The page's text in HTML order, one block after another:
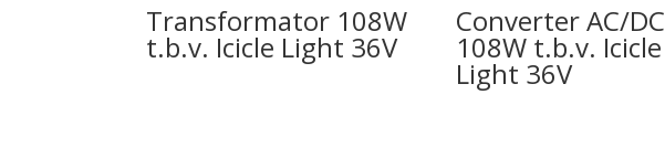
Transformator 108W
t.b.v. Icicle Light 36V
Converter AC/DC
108W t.b.v. Icicle
Light 36V